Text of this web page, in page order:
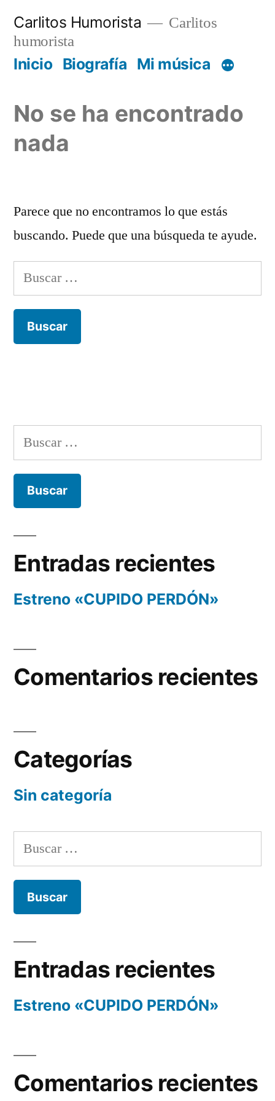
contenido
Carlitos Humorista
Carlitos
humorista
Inicio Biografía Mi música
No se ha encontrado
nada
Parece que no encontramos lo que estás
buscando. Puede que una búsqueda te ayude.
Buscar:
Buscar:
Entradas recientes
Estreno «CUPIDO PERDÓN»
Comentarios recientes
Categorías
Sin categoría
Buscar:
Entradas recientes
Estreno «CUPIDO PERDÓN»
Comentarios recientes